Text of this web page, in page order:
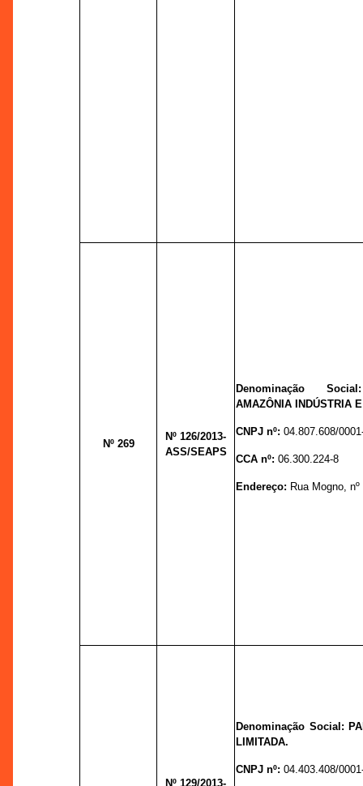
Nº 269
Nº 126/2013-
ASS/SEAPS
Denominação
AMAZÔNIA INDÚSTRIA
CNPJ nº:04.807.608/
CCA nº:06.300.224-8
Endereço: Rua Mogno,
Nº 129/2013-
Denominação Social:
LIMITADA.
CNPJ nº:04.403.408/